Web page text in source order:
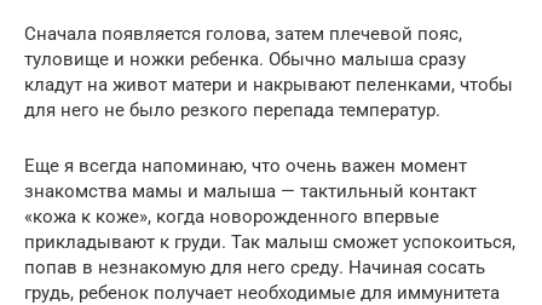
Сначала появляется голова, затем плечевой пояс,
туловище и ножки ребенка. Обычно малыша сразу
кладут на живот матери и накрывают пеленками, чтобы
для него не было резкого перепада температур.
Еще я всегда напоминаю, что очень важен момент
знакомства мамы и малыша — тактильный контакт
«кожа к коже», когда новорожденного впервые
прикладывают к груди. Так малыш сможет успокоиться,
попав в незнакомую для него среду. Начиная сосать
грудь, ребенок получает необходимые для иммунитета